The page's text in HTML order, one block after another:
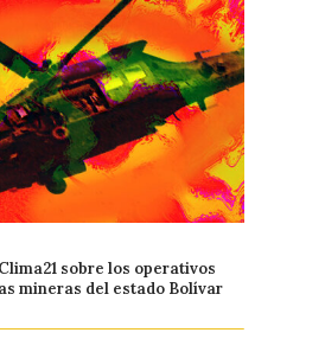
sobre los operativos
mineras del estado Bolívar